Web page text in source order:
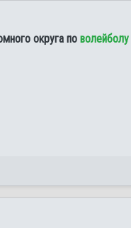
округа по волейболу